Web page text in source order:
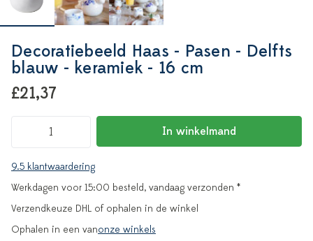
Decoratiebeeld Haas - Pasen - Delfts
blauw - keramiek - 16 cm
£21,37
In winkelmand
9.5 klantwaardering
Werkdagen voor 15:00 besteld, vandaag verzonden *
Verzendkeuze DHL of ophalen in de winkel
Ophalen in een vanonze winkels